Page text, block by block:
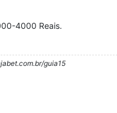
4000 Reais.
guia15